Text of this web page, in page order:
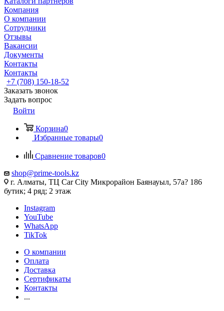
Компания
О компании
Сотрудники
Отзывы
Вакансии
Документы
Контакты
Контакты
+7 (708) 150-18-52
Заказать звонок
Задать вопрос
Войти
Корзина0
Избранные товары0
Сравнение товаров0
shop@prime-tools.kz
г. Алматы, ТЦ Car City​ ​Микрорайон Баянауыл, 57а? ​186
бутик; 4 ряд; 2 этаж
Instagram
YouTube
WhatsApp
TikTok
О компании
Оплата
Доставка
Сертификаты
Контакты
...